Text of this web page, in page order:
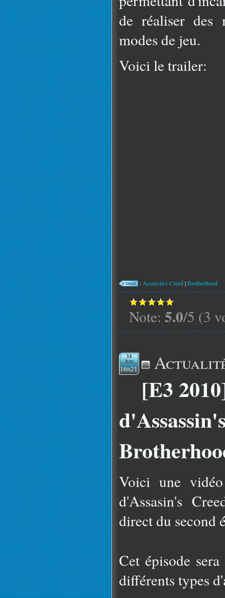
de réaliser des
modes de jeu.
Voici le trailer:
: Assassin's Creed|Brotherhood
Note: 5.0/5 (3
14
Juin
16h21
[E3
Voici une
d'Assasin's
direct du second
Cet épisode
différents types